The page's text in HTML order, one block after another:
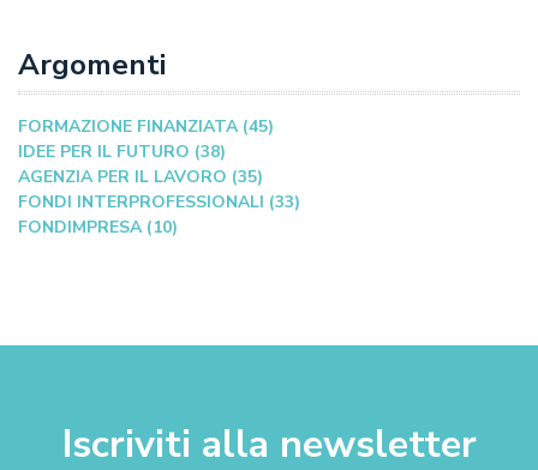
Argomenti
FORMAZIONE FINANZIATA (45)
IDEE PER IL FUTURO (38)
AGENZIA PER IL LAVORO (35)
FONDI INTERPROFESSIONALI (33)
FONDIMPRESA (10)
Iscriviti alla newsletter